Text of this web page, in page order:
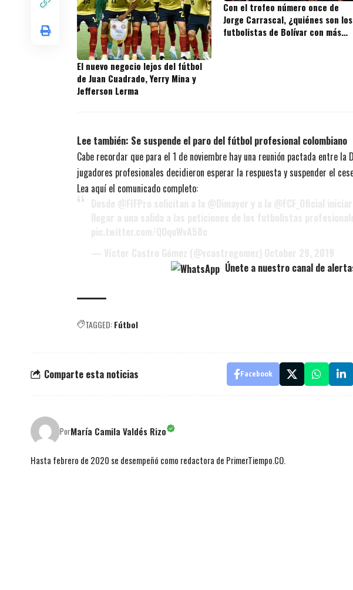
El nuevo negocio lejos del fútbol
de Juan Cuadrado, Yerry Mina y
Jefferson Lerma
Con el trofeo número once de
Jorge Carrascal, ¿quiénes son los
futbolistas de Bolívar con más
Lee también: Se suspende el paro del fútbol profesional colombiano
Cabe recordar que para el 1 de noviembre hay una reunión pactada entre la
jugadores profesionales decidieron esperar la respuesta y suspender el
Lea aquí el comunicado completo:
Únete a nuestro canal de
TAGGED:Fútbol
Comparte esta noticias Facebook
PorMaría Camila Valdés Rizo
Hasta febrero de 2020 se desempeñó como redactora de PrimerTiempo.CO.